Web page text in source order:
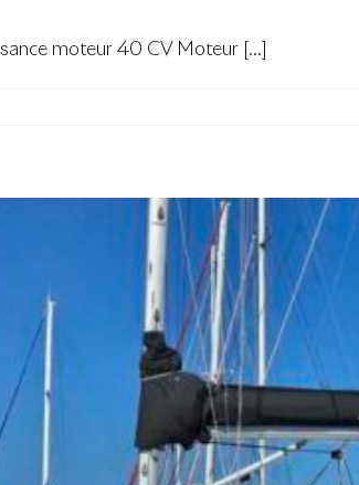
moteur 40 CV Moteur [...]